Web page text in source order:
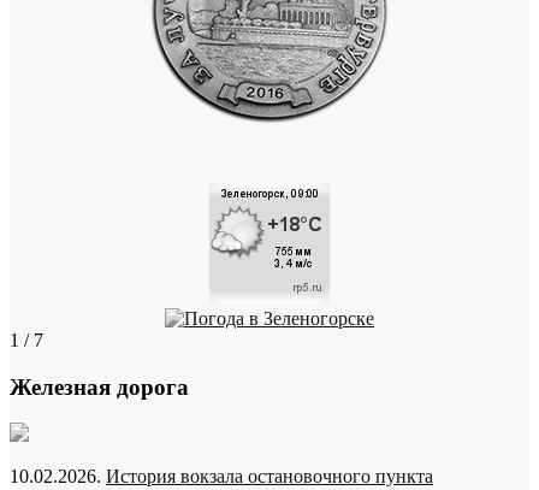
1 / 7
Железная дорога
10.02.2026. История вокзала остановочного пункта